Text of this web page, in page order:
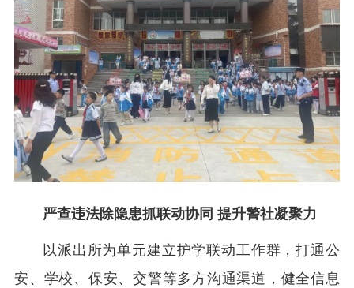
严查违法除隐患抓联动协同 提升警社凝聚力
以派出所为单元建立护学联动工作群，打通公
安、学校、保安、交警等多方沟通渠道，健全信息